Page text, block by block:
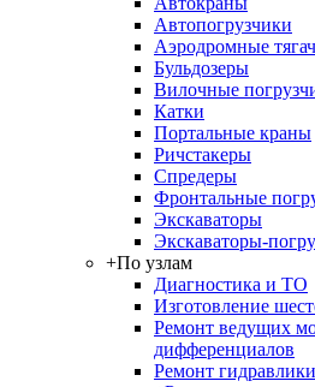
Автопогрузчики
Аэродромные
Бульдозеры
Вилочные
Катки
Портальные краны
Ричстакеры
Спредеры
Фронтальные
Экскаваторы
Экскаваторы-
+По узлам
Диагностика и ТО
Изготовление
Ремонт ведущих
дифференциалов
Ремонт гидравлики